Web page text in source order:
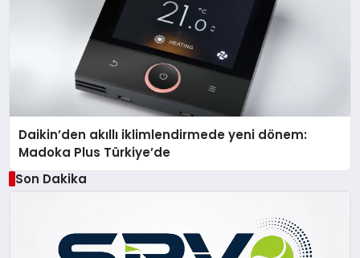
Daikin’den akıllı iklimlendirmede yeni dönem:
Madoka Plus Türkiye’de
Son Dakika